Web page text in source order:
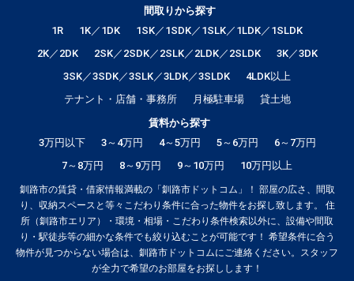
間取りから探す
1R
1K／1DK
1SK／1SDK／1SLK／1LDK／1SLDK
2K／2DK
2SK／2SDK／2SLK／2LDK／2SLDK
3K／3DK
3SK／3SDK／3SLK／3LDK／3SLDK
4LDK以上
テナント・店舗・事務所
月極駐車場
貸土地
賃料から探す
3万円以下
3～4万円 4～5万円 5～6万円
6～7万円
7～8万円
8～9万円 9～10万円 10万円以上
釧路市の賃貸・借家情報満載の「釧路市ドットコム」！ 部屋の広さ、間取
り、収納スペースと等々こだわり条件に合った物件をお探し致します。 住
所（釧路市エリア）・環境・相場・こだわり条件検索以外に、設備や間取
り・駅徒歩等の細かな条件でも絞り込むことが可能です！ 希望条件に合う
物件が見つからない場合は、釧路市ドットコムにご連絡ください。スタッフ
が全力で希望のお部屋をお探しします！